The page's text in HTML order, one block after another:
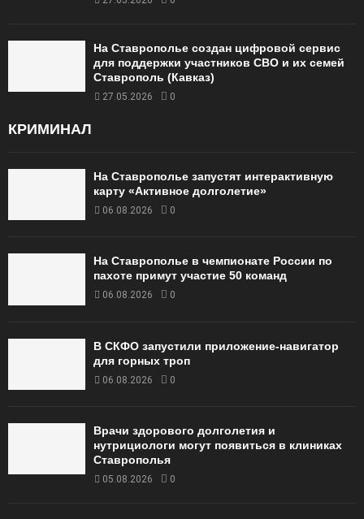
На Ставрополье создан цифровой сервис
для поддержки участников СВО и их семей
Ставрополь (Кавказ)
27.05.2026 0
КРИМИНАЛ
На Ставрополье запустят интерактивную
карту «Активное долголетие»
06.08.2026 0
На Ставрополье в чемпионате России по
пахоте примут участие 50 команд
06.08.2026 0
В СКФО запустили приложение-навигатор
для горных троп
06.08.2026 0
Врачи здорового долголетия и
нутрициологи могут появиться в клиниках
Ставрополья
05.08.2026 0